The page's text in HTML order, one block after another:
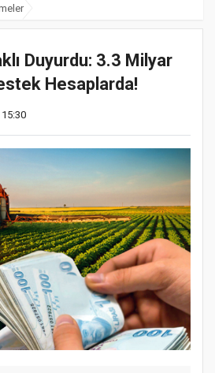
Duyurdu: 3.3 Milyar
Hesaplarda!
15:30